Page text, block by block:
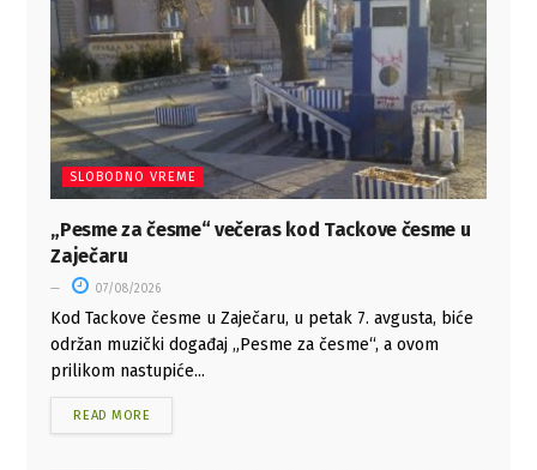
SLOBODNO VREME
„Pesme za česme“ večeras kod Tackove česme u
Zaječaru
07/08/2026
Kod Tackove česme u Zaječaru, u petak 7. avgusta, biće
održan muzički događaj „Pesme za česme“, a ovom
prilikom nastupiće...
READ MORE